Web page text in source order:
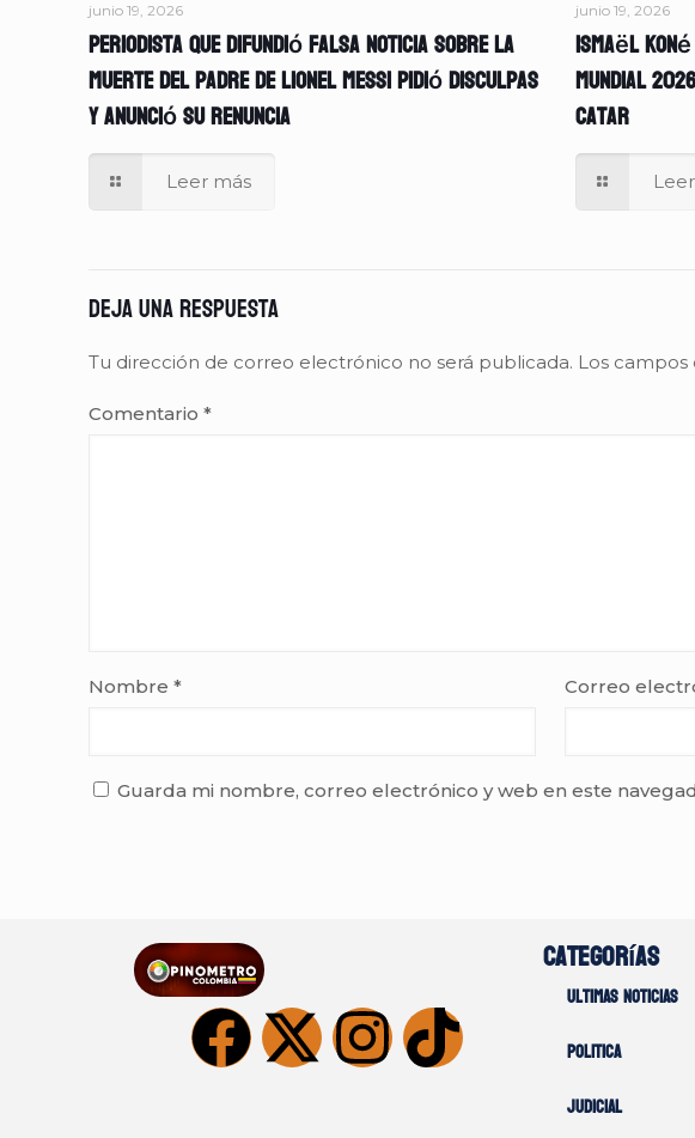
junio 19, 2026
Periodista que difundió falsa noticia sobre la
muerte del padre de Lionel Messi pidió disculpas
y anunció su renuncia
Leer más
junio 19, 2026
Ismaël
Mundial
Catar
Deja una respuesta
Tu dirección de correo electrónico no será publicada. Los
Comentario *
Nombre * Correo
Guarda mi nombre, correo electrónico y web en este
Categorías
Ultimas noticias
Politica
Judicial